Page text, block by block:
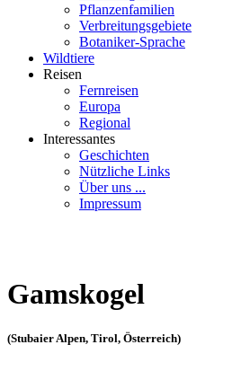
Pflanzenfamilien
Verbreitungsgebiete
Botaniker-Sprache
Wildtiere
Reisen
Fernreisen
Europa
Regional
Interessantes
Geschichten
Nützliche Links
Über uns ...
Impressum
Gamskogel
(Stubaier Alpen, Tirol, Österreich)